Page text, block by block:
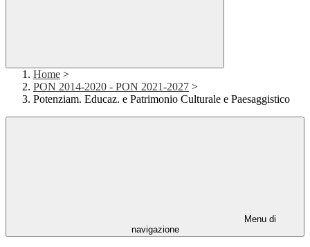
Home >
PON 2014-2020 - PON 2021-2027 >
Potenziam. Educaz. e Patrimonio Culturale e Paesaggistico
Menu di
navigazione